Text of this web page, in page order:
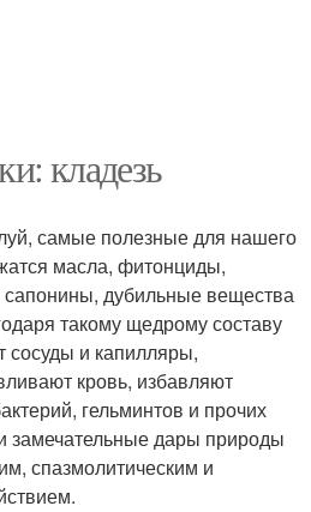
кладезь
самые полезные для нашего
масла, фитонциды,
сапонины, дубильные вещества
такому щедрому составу
сосуды и капилляры,
кровь, избавляют
гельминтов и прочих
замечательные дары природы
спазмолитическим и